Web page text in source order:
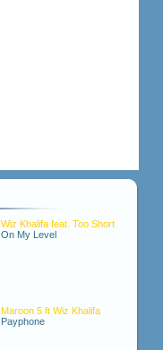
Wiz Khalifa feat. Too Short
On My Level
Maroon 5 ft Wiz Khalifa
Payphone